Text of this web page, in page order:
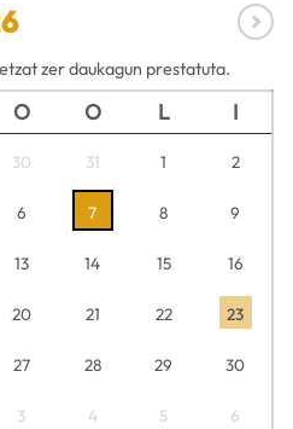
zer daukagun prestatuta.
O O L I
30 31 1 2
6 7 8 9
13 14 15 16
20 21 22 23
27 28 29 30
3 4 5 6